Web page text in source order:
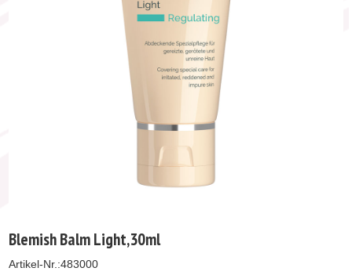
Blemish Balm Light,30ml
Artikel-Nr.:483000